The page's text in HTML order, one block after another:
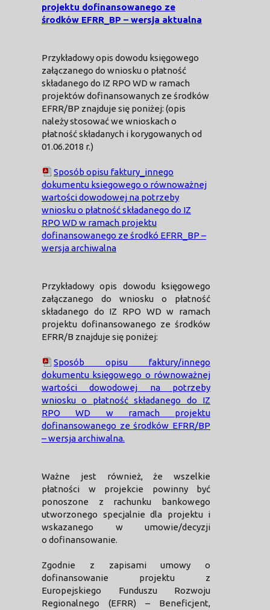
projektu dofinansowanego ze
środków EFRR_BP – wersja aktualna
Przykładowy opis dowodu księgowego
załączanego do wniosku o płatność
składanego do IZ RPO WD w ramach
projektów dofinansowanych ze środków
EFRR/BP znajduje się poniżej: (opis
należy stosować we wnioskach o
płatność składanych i korygowanych od
01.06.2018 r.)
Sposób opisu faktury_innego
dokumentu ksiegowego o równoważnej
wartości dowodowej na potrzeby
wniosku o płatność składanego do IZ
RPO WD w ramach projektu
dofinansowanego ze środkó EFRR_BP –
wersja archiwalna
Przykładowy opis dowodu księgowego
załączanego do wniosku o płatność
składanego do IZ RPO WD w ramach
projektu dofinansowanego ze środków
EFRR/B znajduje się poniżej:
Sposób opisu faktury/innego
dokumentu księgowego o równoważnej
wartości dowodowej na potrzeby
wniosku o płatność składanego do IZ
RPO WD w ramach projektu
dofinansowanego ze środków EFRR/BP
– wersja archiwalna.
Ważne jest również, że wszelkie
płatności w projekcie powinny być
ponoszone z rachunku bankowego
utworzonego specjalnie dla projektu i
wskazanego w umowie/decyzji
o dofinansowanie.
Zgodnie z zapisami umowy o
dofinansowanie projektu z
Europejskiego Funduszu Rozwoju
Regionalnego (EFRR) – Beneficjent,